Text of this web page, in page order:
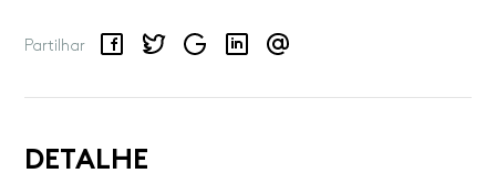
Partilhar
FacebookTwitterGoogle LinkedInEmail
DETALHE